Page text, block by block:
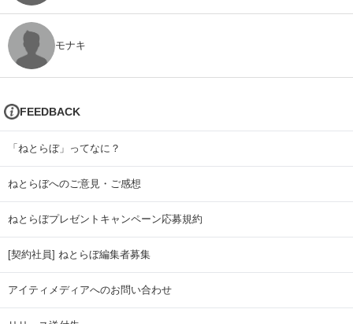
モナキ
FEEDBACK
「ねとらぼ」ってなに？
ねとらぼへのご意見・ご感想
ねとらぼプレゼントキャンペーン応募規約
[契約社員] ねとらぼ編集者募集
アイティメディアへのお問い合わせ